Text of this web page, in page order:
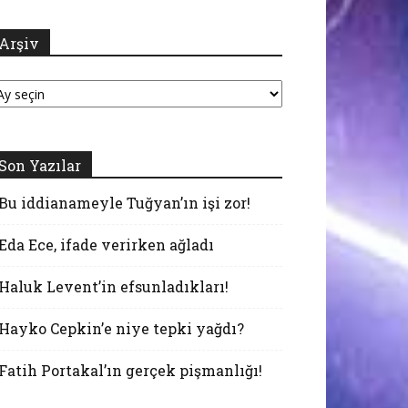
Yazılar
iddianameyle Tuğyan’ın işi zor!
Ece, ifade verirken ağladı
Levent’in efsunladıkları!
Cepkin’e niye tepki yağdı?
Portakal’ın gerçek pişmanlığı!